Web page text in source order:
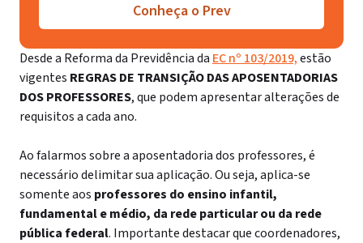
Conheça o Prev
Desde a Reforma da Previdência da EC nº 103/2019,estão
vigentes REGRAS DE TRANSIÇÃO DAS APOSENTADORIAS
DOS PROFESSORES, que podem apresentar alterações de
requisitos a cada ano.
Ao falarmos sobre a aposentadoria dos professores, é
necessário delimitar sua aplicação. Ou seja, aplica-se
somente aos professores do ensino infantil,
fundamental e médio, da rede particular ou da rede
pública federal. Importante destacar que coordenadores,